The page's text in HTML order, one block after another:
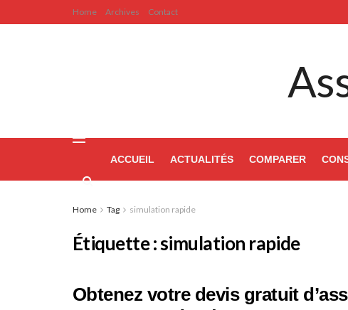
Home Archives Contact
ACCUEIL ACTUALITÉS COMPARER
Home Tag simulation rapide
Étiquette :simulation rapide
Obtenez votre devis gratuit